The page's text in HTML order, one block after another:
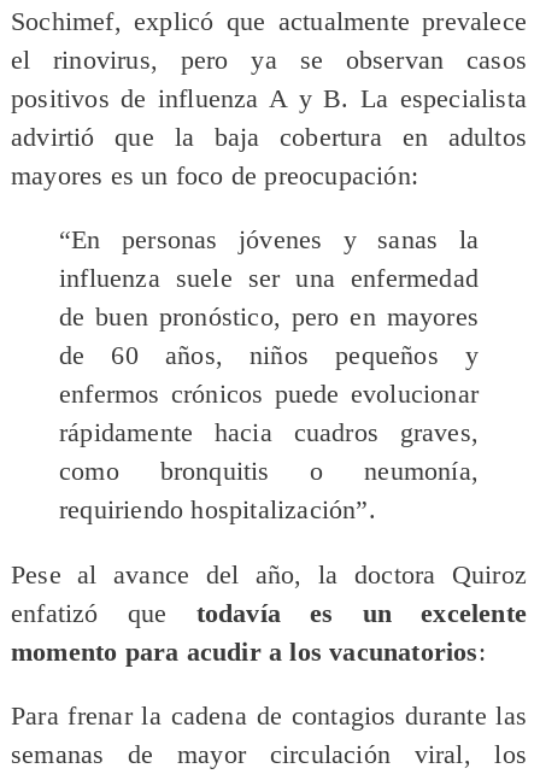
Sochimef, explicó que actualmente prevalece
el rinovirus, pero ya se observan casos
positivos de influenza A y B. La especialista
advirtió que la baja cobertura en adultos
mayores es un foco de preocupación:
“En personas jóvenes y sanas la
influenza suele ser una enfermedad
de buen pronóstico, pero en mayores
de 60 años, niños pequeños y
enfermos crónicos puede evolucionar
rápidamente hacia cuadros graves,
como bronquitis o neumonía,
requiriendo hospitalización”.
Pese al avance del año, la doctora Quiroz
enfatizó que todavía es un excelente
momento para acudir a los vacunatorios:
Para frenar la cadena de contagios durante las
semanas de mayor circulación viral, los